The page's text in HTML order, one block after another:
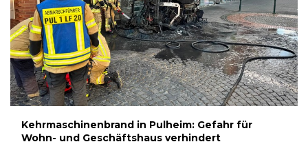
Kehrmaschinenbrand in Pulheim: Gefahr für
Wohn- und Geschäftshaus verhindert